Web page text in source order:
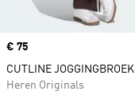
Price
€ 75
CUTLINE JOGGINGBROEK
Heren Originals